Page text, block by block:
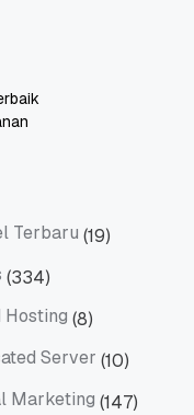
Terbaru (19)
(334)
Hosting (8)
Server (10)
Marketing (147)